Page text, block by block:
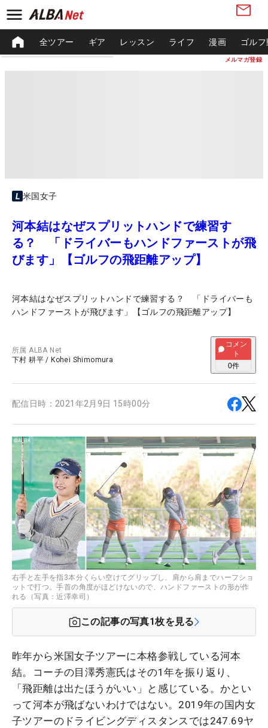
メルマガ登録
全ツアー ギア レッスン ライフ 漫画 ゴル
米国女子
河本結はなぜスプリットハンドで練習す
る？ 「ドライバーもハンドファーストが飛
びます」【ゴルフの飛距離アップ】
河本結はなぜスプリットハンドで練習する？ 「ドライバーも
ハンドファーストが飛びます」【ゴルフの飛距離アップ】
所属ALBA Net
下村 耕平 / Kohei Shimomura
コメン
ト
0件
配信日時： 2021年2月9日 15時00分
右手と左手を指3本分くらい空けてグリップし、肩から肩までハーフショ
ットで打つ。手首の角度がほどけないので、ハンドファーストの形が作
れる（写真：近澤幸司）
この記事の写真1枚を見る
昨年から米国女子ツアーに本格参戦している河本
結。コーチの目澤秀憲氏はその1年を振り返り、
「飛距離は出たほうがいい」と感じている。かとい
って河本が飛ばないわけではない。2019年の国内女
子ツアーのドライビングディスタンスでは247.69ヤ